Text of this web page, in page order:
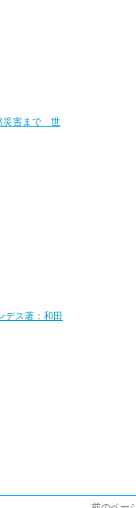
災害まで 世
デス著：和田